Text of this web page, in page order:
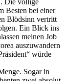
Besten bei einer
Blödsinn vertritt
Ein Blick ins
meinen Job
auszuwandern
würde
Sogar in